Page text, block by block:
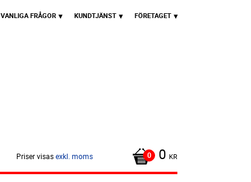
VANLIGA FRÅGOR KUNDTJÄNST FÖRETAGET
Priser visasexkl. moms 0 KR